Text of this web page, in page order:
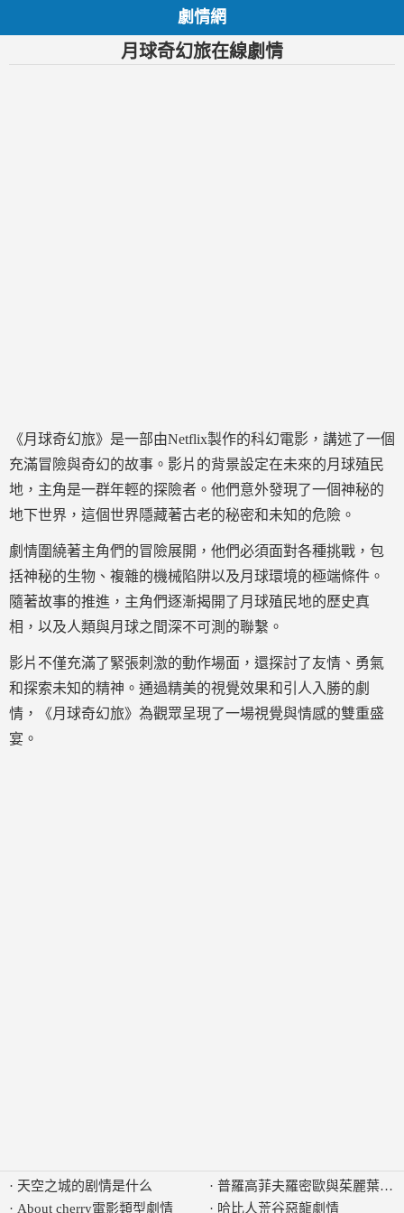
劇情網
月球奇幻旅在線劇情
《月球奇幻旅》是一部由Netflix製作的科幻電影，講述了一個
充滿冒險與奇幻的故事。影片的背景設定在未來的月球殖民
地，主角是一群年輕的探險者。他們意外發現了一個神秘的
地下世界，這個世界隱藏著古老的秘密和未知的危險。
劇情圍繞著主角們的冒險展開，他們必須面對各種挑戰，包
括神秘的生物、複雜的機械陷阱以及月球環境的極端條件。
隨著故事的推進，主角們逐漸揭開了月球殖民地的歷史真
相，以及人類與月球之間深不可測的聯繫。
影片不僅充滿了緊張刺激的動作場面，還探討了友情、勇氣
和探索未知的精神。通過精美的視覺效果和引人入勝的劇
情，《月球奇幻旅》為觀眾呈現了一場視覺與情感的雙重盛
宴。
· 天空之城的剧情是什么
· About cherry電影類型劇情
· 普羅高菲夫羅密歐與茱麗葉劇
· 哈比人荒谷惡龍劇情